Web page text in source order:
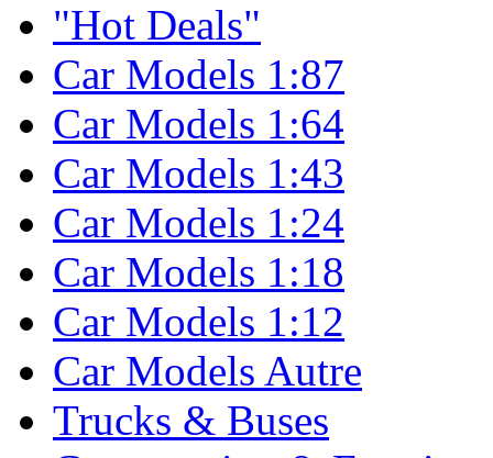
"Hot Deals"
Car Models 1:87
Car Models 1:64
Car Models 1:43
Car Models 1:24
Car Models 1:18
Car Models 1:12
Car Models Autre
Trucks & Buses